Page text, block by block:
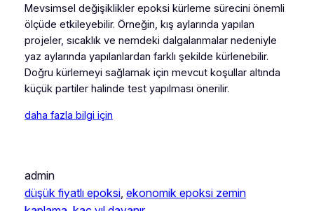
Mevsimsel değişiklikler epoksi kürleme sürecini önemli
ölçüde etkileyebilir. Örneğin, kış aylarında yapılan
projeler, sıcaklık ve nemdeki dalgalanmalar nedeniyle
yaz aylarında yapılanlardan farklı şekilde kürlenebilir.
Doğru kürlemeyi sağlamak için mevcut koşullar altında
küçük partiler halinde test yapılması önerilir.
daha fazla bilgi için
admin
düşük fiyatlı epoksi, ekonomik epoksi zemin